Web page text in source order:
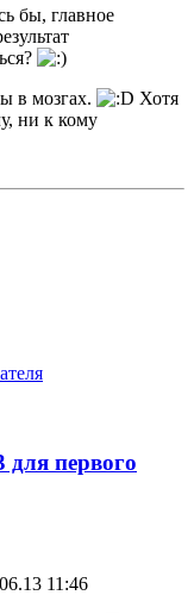
бы, главное
в мозгах.
Хотя
ни к кому
первого
11:46